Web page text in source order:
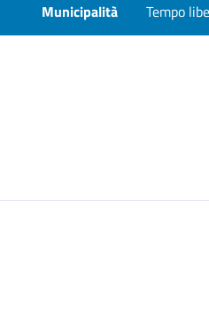
Municipalità Tempo